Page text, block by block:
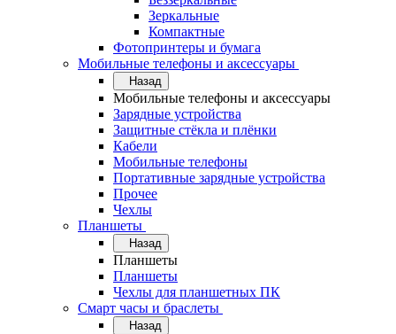
Зеркальные
Компактные
Фотопринтеры и бумага
Мобильные телефоны и аксессуары
Назад
Мобильные телефоны и аксессуары
Зарядные устройства
Защитные стёкла и плёнки
Кабели
Мобильные телефоны
Портативные зарядные устройства
Прочее
Чехлы
Планшеты
Назад
Планшеты
Планшеты
Чехлы для планшетных ПК
Смарт часы и браслеты
Назад